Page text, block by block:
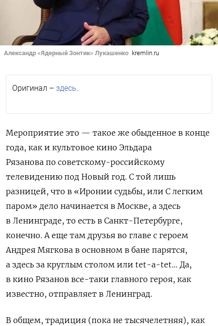
Александр «Ядерный Зонтик» Лукашенко kremlin.ru
Оригинал – здесь.
Мероприятие это — такое же обыденное в конце
года, как и культовое кино Эльдара
Рязанова по советскому-российскому
телевидению под Новый год. С той лишь
разницей, что в «Иронии судьбы, или С легким
паром» дело начинается в Москве, а здесь
в Ленинграде, то есть в Санкт-Петербурге,
конечно. А еще там друзья во главе с героем
Андрея Мягкова в основном в бане парятся,
а здесь за круглым столом или tet-a-tet… Да,
в кино Рязанов все-таки главного героя, как
известно, отправляет в Ленинград.
В общем, традиция (пока не тысячелетняя), как